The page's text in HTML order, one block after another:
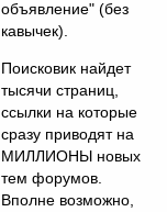
объявление" (без
кавычек).
Поисковик найдет
тысячи страниц,
ссылки на которые
сразу приводят на
МИЛЛИОНЫ новых
тем форумов.
Вполне возможно,